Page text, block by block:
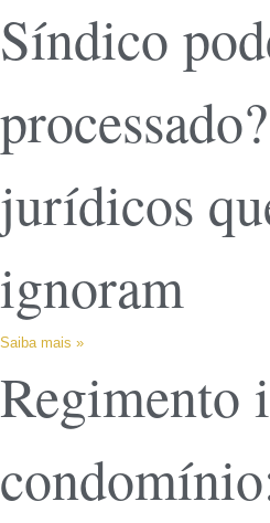
Síndico
jurídicos
ignoram
Saiba mais »
Regimento